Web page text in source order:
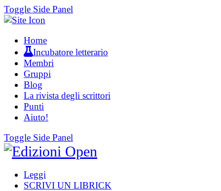
Toggle Side Panel
Home
Incubatore letterario
Membri
Gruppi
Blog
La rivista degli scrittori
Punti
Aiuto!
Toggle Side Panel
Leggi
SCRIVI UN LIBRICK